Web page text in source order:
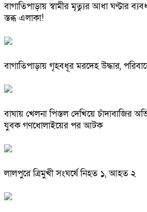
বাগাতিপাড়ায় স্বামীর মৃত্যুর আধা ঘণ্টার
স্তব্ধ এলাকা!
বাগাতিপাড়ায় গৃহবধূর মরদেহ উদ্ধার,
বাঘায় খেলনা পিস্তল দেখিয়ে চাঁদাবাজির
যুবক গণধোলাইয়ের পর আটক
লালপুরে ত্রিমুখী সংঘর্ষে নিহত ১, আহত ২